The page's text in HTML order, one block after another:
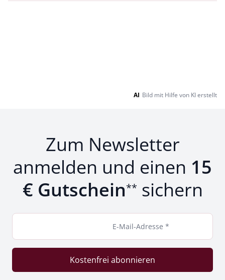
AI Bild mit Hilfe von KI erstellt
Zum Newsletter
anmelden und einen 15
€ Gutschein** sichern
E-Mail-Adresse *
Kostenfrei abonnieren